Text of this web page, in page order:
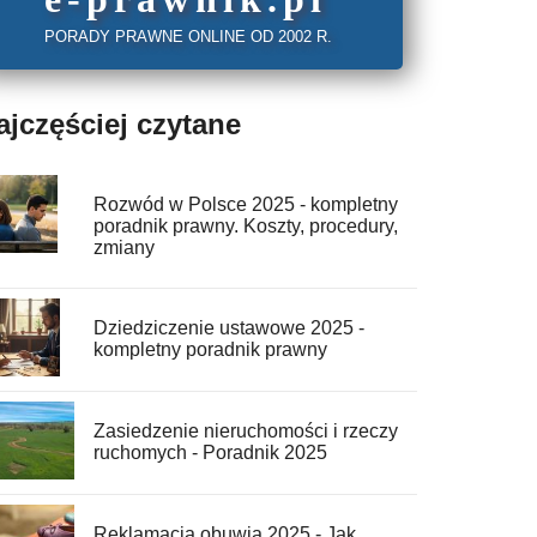
PORADY PRAWNE ONLINE OD 2002 R.
czytane
Rozwód w Polsce 2025 - kompletny
poradnik prawny. Koszty, procedury,
zmiany
Dziedziczenie ustawowe 2025 -
kompletny poradnik prawny
Zasiedzenie nieruchomości i rzeczy
ruchomych - Poradnik 2025